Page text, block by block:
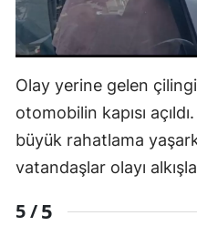
Olay yerine gelen
otomobilin kapısı
büyük rahatlama
vatandaşlar olayı
5 /5